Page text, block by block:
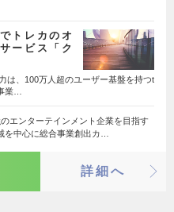
トレカのオ
ービス「ク
は、100万人超のユーザー基盤を持つt
業…
エンターテインメント企業を目指す
を中心に総合事業創出カ…
詳細へ